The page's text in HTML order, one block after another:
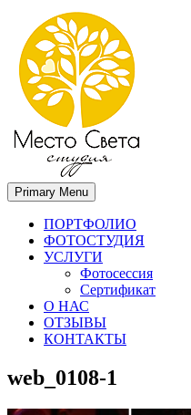
Место света. Свадебный
Свадебный фотограф в Орле
Primary Menu
ПОРТФОЛИО
ФОТОСТУДИЯ
УСЛУГИ
Фотосессия
Сертификат
О НАС
ОТЗЫВЫ
КОНТАКТЫ
web_0108-1